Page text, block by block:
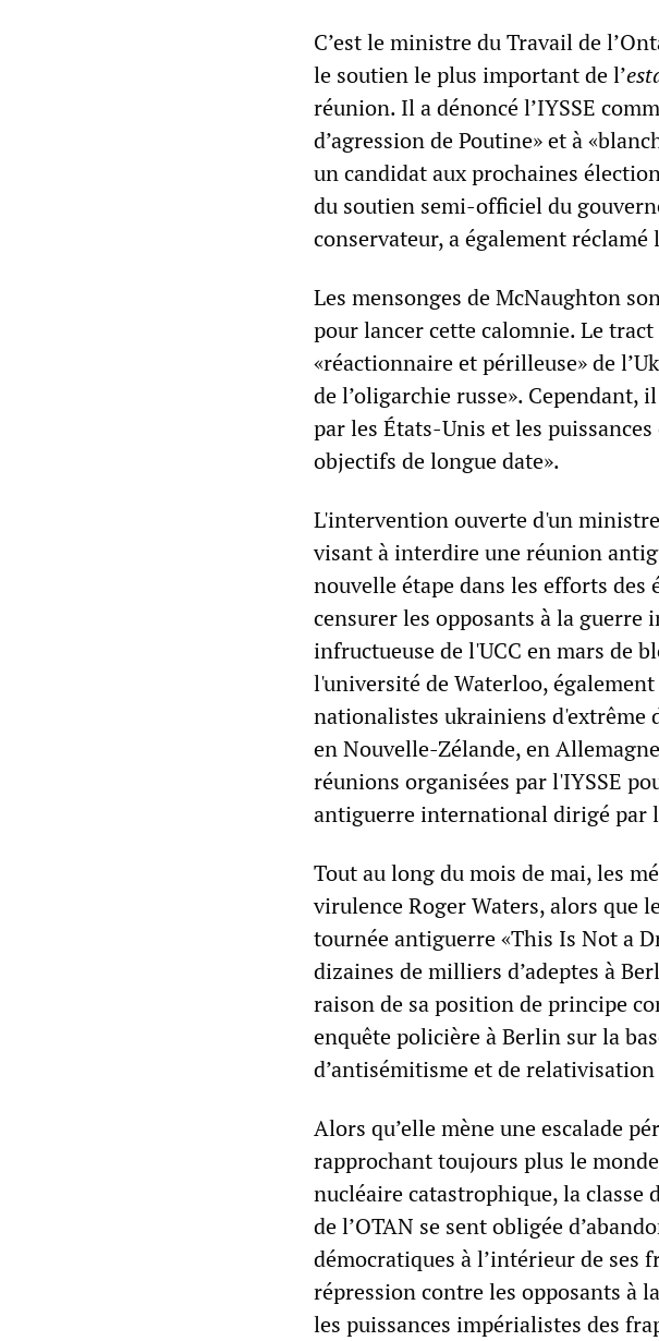
C’est le ministre du Travail de
le soutien le plus important de l’
réunion. Il a dénoncé l’IYSSE
d’agression de Poutine» et à
un candidat aux prochaines
du soutien semi-officiel du
conservateur, a également
Les mensonges de McNaughton
pour lancer cette calomnie. Le
«réactionnaire et périlleuse» de
de l’oligarchie russe». Cependant,
par les États-Unis et les
objectifs de longue date».
L'intervention ouverte d'un
visant à interdire une réunion
nouvelle étape dans les efforts
censurer les opposants à la
infructueuse de l'UCC en mars de
l'université de Waterloo,
nationalistes ukrainiens d'extrême
en Nouvelle-Zélande, en
réunions organisées par l'IYSSE
antiguerre international dirigé par
Tout au long du mois de mai, les
virulence Roger Waters, alors que
tournée antiguerre «This Is Not a
dizaines de milliers d’adeptes à
raison de sa position de principe
enquête policière à Berlin sur la
d’antisémitisme et de
Alors qu’elle mène une escalade
rapprochant toujours plus le
nucléaire catastrophique, la classe
de l’OTAN se sent obligée
démocratiques à l’intérieur de ses
répression contre les opposants à
les puissances impérialistes des